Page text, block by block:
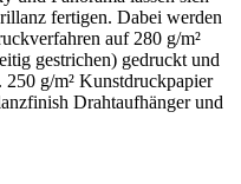
fertigen. Dabei werden
auf 280 g/m²
gestrichen) gedruckt und
g/m² Kunstdruckpapier
Drahtaufhänger und